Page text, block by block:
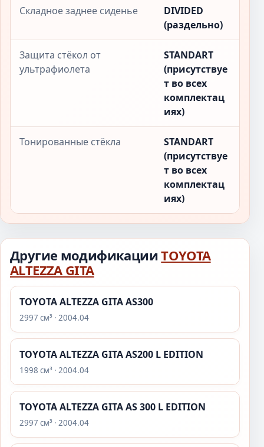
Складное заднее сиденье
DIVIDED
(раздельно)
Защита стёкол от
ультрафиолета
STANDART
(присутствуе
т во всех
комплектац
иях)
Тонированные стёкла
STANDART
(присутствуе
т во всех
комплектац
иях)
Другие модификацииTOYOTA
ALTEZZA GITA
TOYOTA ALTEZZA GITA AS300
2997 см³ · 2004.04
TOYOTA ALTEZZA GITA AS200 L EDITION
1998 см³ · 2004.04
TOYOTA ALTEZZA GITA AS 300 L EDITION
2997 см³ · 2004.04